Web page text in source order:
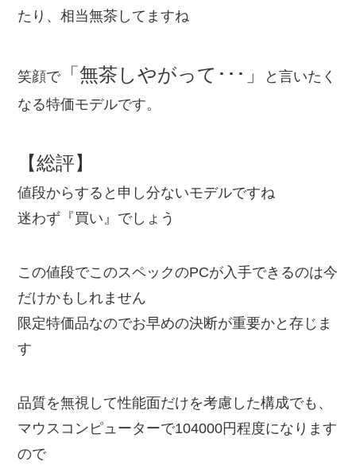
たり、相当無茶してますね
笑顔で「無茶しやがって･･･」
と言いたく
なる特価モデルです。
【総評】
値段からすると申し分ないモデルですね
迷わず『買い』でしょう
この値段でこのスペックのPCが入手できるのは今
だけかもしれません
限定特価品なのでお早めの決断が重要かと存じま
す
品質を無視して性能面だけを考慮した構成でも、
マウスコンピューターで104000円程度になります
ので